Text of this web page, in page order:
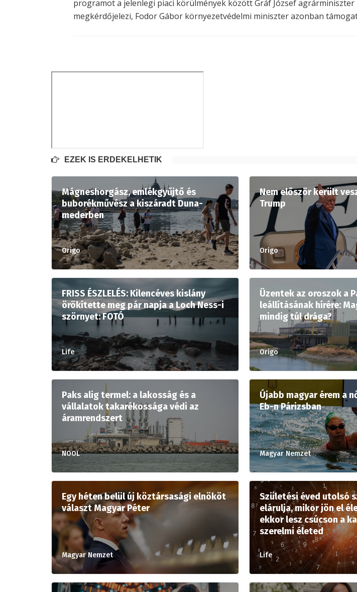
programot a jelenlegi piaci körülmények között Gráf József agrárminiszter
megkérdőjelezi, Fodor Gábor környezetvédelmi miniszter azonban
EZEK IS ÉRDEKELHETIK
Mágneshorgász, emlékgyűjtő és
buborékművész a kiszáradt Duna-
mederben
Origo
Nem először került
Trump
Origo
FRISS ÉSZLELÉS: Kilencéves kislány
örökítette meg pár napja a Loch Ness-i
szörnyet: FOTÓ
Life
Üzentek az oroszok a
leállításának hírére:
mindig túl drága?
Origo
Paks alig termel: a lakosság és a
vállalatok takarékossága védi az
áramrendszert
NOOL
Újabb magyar érem a
Eb-n Párizsban
Magyar Nemzet
Egy héten belül új köztársasági elnököt
választ Magyar Péter
Magyar Nemzet
Születési éved utolsó
elárulja, mikor jön el
ekkor lesz csúcson a
szerelmi életed
Life